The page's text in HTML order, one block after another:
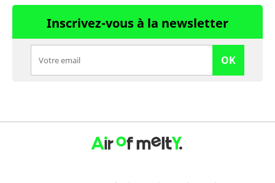
Inscrivez-vous à la newsletter
OK